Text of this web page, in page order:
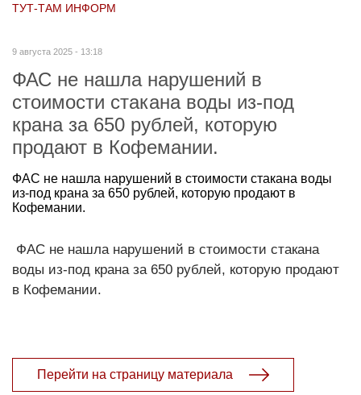
ТУТ-ТАМ ИНФОРМ
9 августа 2025 - 13:18
ФАС не нашла нарушений в
стоимости стакана воды из-под
крана за 650 рублей, которую
продают в Кофемании.
ФАС не нашла нарушений в стоимости стакана воды
из-под крана за 650 рублей, которую продают в
Кофемании.
ФАС не нашла нарушений в стоимости стакана
воды из-под крана за 650 рублей, которую продают
в Кофемании.
Перейти на страницу материала